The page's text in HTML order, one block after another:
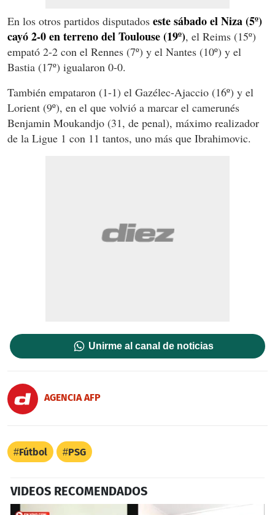
En los otros partidos disputados este sábado el Niza (5º)
cayó 2-0 en terreno del Toulouse (19º), el Reims (15º)
empató 2-2 con el Rennes (7º) y el Nantes (10º) y el
Bastia (17º) igualaron 0-0.
También empataron (1-1) el Gazélec-Ajaccio (16º) y el
Lorient (9º), en el que volvió a marcar el camerunés
Benjamin Moukandjo (31, de penal), máximo realizador
de la Ligue 1 con 11 tantos, uno más que Ibrahimovic.
Unirme al canal de noticias
AGENCIA AFP
Fútbol PSG
VIDEOS RECOMENDADOS